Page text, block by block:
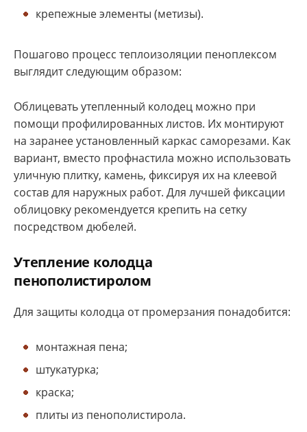
крепежные элементы (метизы).
Пошагово процесс теплоизоляции пеноплексом
выглядит следующим образом:
Облицевать утепленный колодец можно при
помощи профилированных листов. Их монтируют
на заранее установленный каркас саморезами. Как
вариант, вместо профнастила можно использовать
уличную плитку, камень, фиксируя их на клеевой
состав для наружных работ. Для лучшей фиксации
облицовку рекомендуется крепить на сетку
посредством дюбелей.
Утепление колодца
пенополистиролом
Для защиты колодца от промерзания понадобится:
монтажная пена;
штукатурка;
краска;
плиты из пенополистирола.